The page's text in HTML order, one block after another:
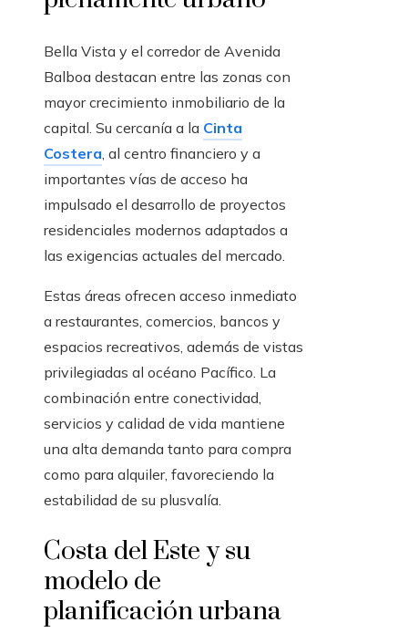
Bella Vista y el corredor de Avenida
Balboa destacan entre las zonas con
mayor crecimiento inmobiliario de la
capital. Su cercanía a la Cinta
Costera, al centro financiero y a
importantes vías de acceso ha
impulsado el desarrollo de proyectos
residenciales modernos adaptados a
las exigencias actuales del mercado.
Estas áreas ofrecen acceso inmediato
a restaurantes, comercios, bancos y
espacios recreativos, además de vistas
privilegiadas al océano Pacífico. La
combinación entre conectividad,
servicios y calidad de vida mantiene
una alta demanda tanto para compra
como para alquiler, favoreciendo la
estabilidad de su plusvalía.
Costa del Este y su
modelo de
planificación urbana